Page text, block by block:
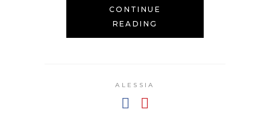
CONTINUE
READING
ALESSIA